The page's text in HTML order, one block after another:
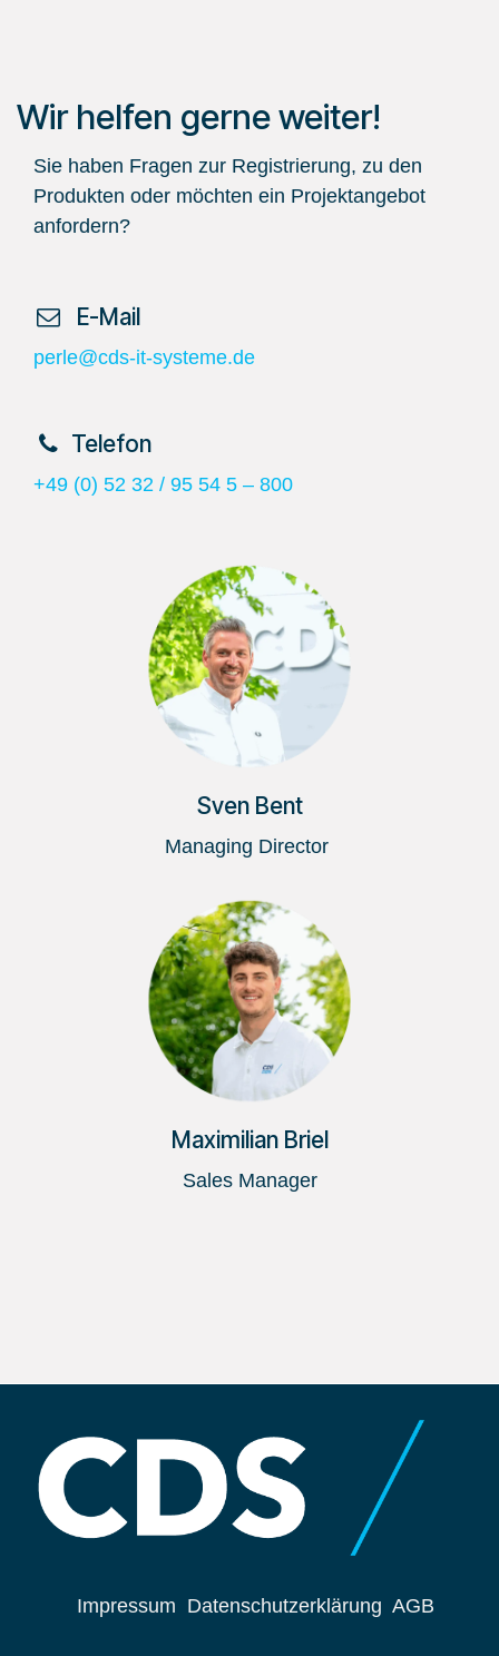
Wir helfen gerne weiter!
Sie haben Fragen zur Registrierung, zu den
Produkten oder möchten ein Projektangebot
anfordern?
​ E-Mail
perle@cds-it-systeme.de
​Telefon
+49 (0) 52 32 / 95 54 5 – 800
Sven Bent
Managing Director
Maximilian Briel
Sales Manager
Impressum Datenschutzerklärung AGB